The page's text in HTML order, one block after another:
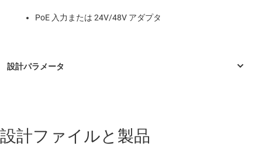
PoE 入力または 24V/48V アダプタ
設計ファイルと製品